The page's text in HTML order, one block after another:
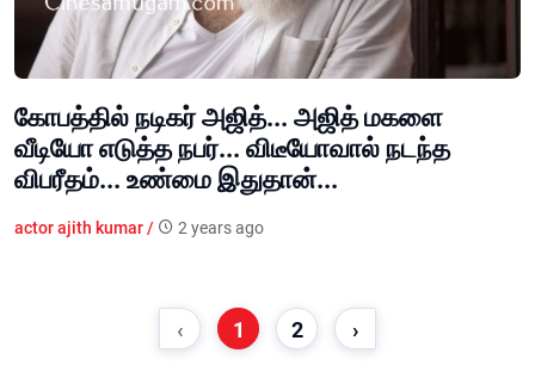
கோபத்தில் நடிகர் அஜித்... அஜித் மகளை
வீடியோ எடுத்த நபர்... விடீயோவால் நடந்த
விபரீதம்... உண்மை இதுதான்...
actor ajith kumar / 2 years ago
‹ 1 2 ›